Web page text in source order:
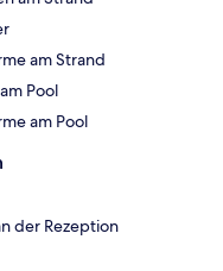
am Strand
Pool
am Pool
der Rezeption